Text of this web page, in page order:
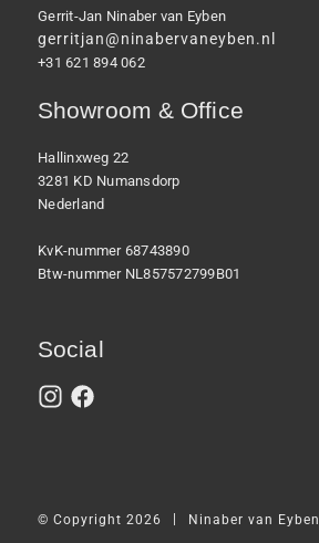
Gerrit-Jan Ninaber van Eyben
gerritjan@ninabervaneyben.nl
+31 621 894 062
Showroom & Office
Hallinxweg 22
3281 KD Numansdorp
Nederland
KvK-nummer 68743890
Btw-nummer NL857572799B01
Social
© Copyright 2026 Ninaber van Eyben